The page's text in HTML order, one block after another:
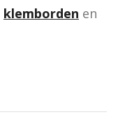
klemborden